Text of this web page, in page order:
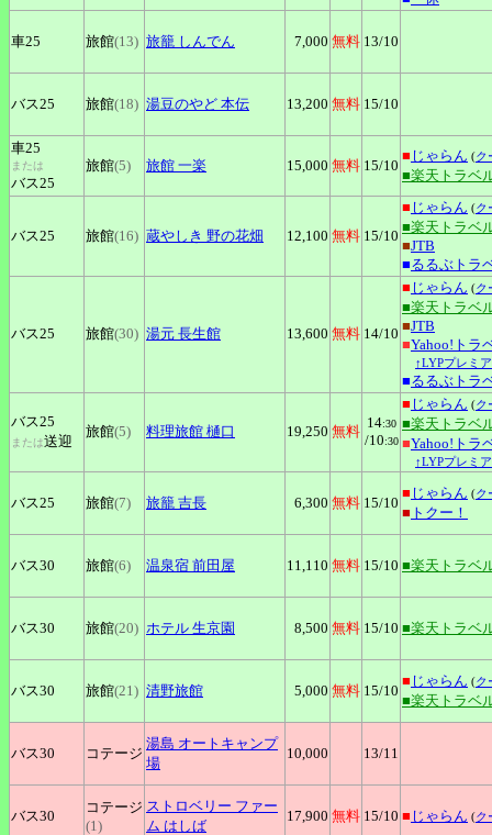
車25 旅館(13) 旅籠 しんでん 7,000 無料 13/10
バス25 旅館(18) 湯豆のやど 本伝 13,200 無料 15/10
車25
または
バス25
旅館(5) 旅館 一楽 15,000 無料 15/10
■ じゃらん (ク
■楽天トラベ
バス25 旅館(16) 蔵やしき 野の花畑 12,100 無料 15/10
■ じゃらん (ク
■楽天トラベ
■JTB
■るるぶトラ
バス25 旅館(30) 湯元 長生館 13,600 無料 14/10
■ じゃらん (ク
■楽天トラベ
■JTB
■Yahoo!トラ
↑LYPプレミ
■るるぶトラ
バス25
または送迎
旅館(5) 料理旅館 樋口 19,250 無料
14:30
/10:30
■ じゃらん (ク
■楽天トラベ
■Yahoo!トラ
↑LYPプレミ
バス25 旅館(7) 旅籠 吉長 6,300 無料 15/10
■ じゃらん (ク
■ トクー！
バス30 旅館(6) 温泉宿 前田屋 11,110 無料 15/10 ■楽天トラベ
バス30 旅館(20) ホテル 生京園 8,500 無料 15/10 ■楽天トラベ
バス30 旅館(21) 清野旅館 5,000 無料 15/10
■ じゃらん (ク
■楽天トラベ
バス30 コテージ
湯島 オートキャンプ
場
10,000 13/11
バス30
コテージ
(1)
ストロベリー ファー
ム はしば
17,900 無料 15/10 ■ じゃらん (ク